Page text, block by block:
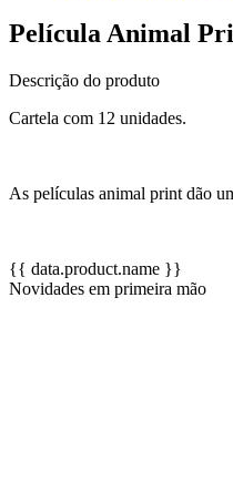
Película Animal
Descrição do produto
Cartela com 12 unidades.
As películas animal print dão
{{ data.product.name }}
Novidades em primeira mão